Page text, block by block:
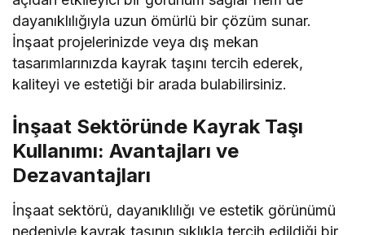
dayanıklılığıyla uzun ömürlü bir çözüm sunar.
İnşaat projelerinizde veya dış mekan
tasarımlarınızda kayrak taşını tercih ederek,
kaliteyi ve estetiği bir arada bulabilirsiniz.
İnşaat Sektöründe Kayrak Taşı
Kullanımı: Avantajları ve
Dezavantajları
İnşaat sektörü, dayanıklılığı ve estetik görünümü
nedeniyle kayrak taşının sıklıkla tercih edildiği bir